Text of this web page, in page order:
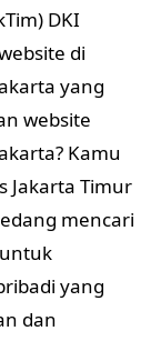
DKI
di
yang
website
Kamu
Jakarta Timur
mencari
yang
dan